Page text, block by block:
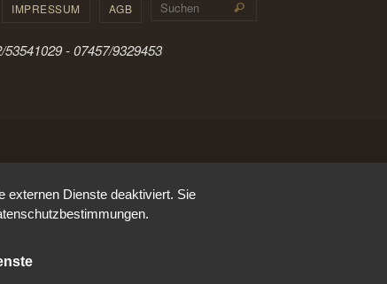
IMPRESSUM AGB Suchen
- 07457/9329453
externen Dienste deaktiviert. Sie